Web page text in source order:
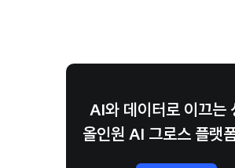
AI와 데이터로 이끄는
올인원 AI 그로스 플랫